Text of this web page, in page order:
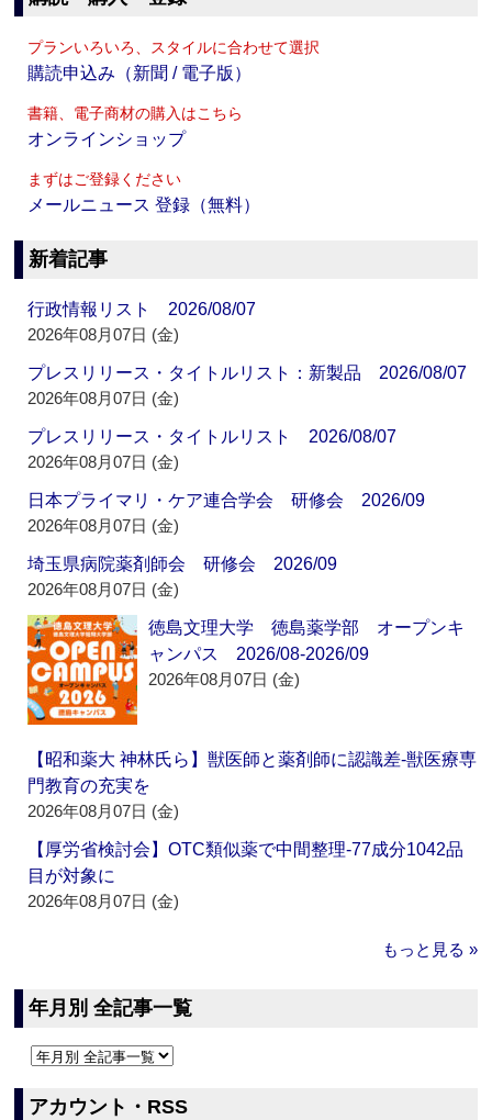
プランいろいろ、スタイルに合わせて選択
購読申込み（新聞 / 電子版）
書籍、電子商材の購入はこちら
オンラインショップ
まずはご登録ください
メールニュース 登録（無料）
新着記事
行政情報リスト 2026/08/07
2026年08月07日 (金)
プレスリリース・タイトルリスト：新製品 2026/08/07
2026年08月07日 (金)
プレスリリース・タイトルリスト 2026/08/07
2026年08月07日 (金)
日本プライマリ・ケア連合学会 研修会 2026/09
2026年08月07日 (金)
埼玉県病院薬剤師会 研修会 2026/09
2026年08月07日 (金)
徳島文理大学 徳島薬学部 オープンキ
ャンパス 2026/08-2026/09
2026年08月07日 (金)
【昭和薬大 神林氏ら】獣医師と薬剤師に認識差‐獣医療専
門教育の充実を
2026年08月07日 (金)
【厚労省検討会】OTC類似薬で中間整理‐77成分1042品
目が対象に
2026年08月07日 (金)
もっと見る »
年月別 全記事一覧
アカウント・RSS